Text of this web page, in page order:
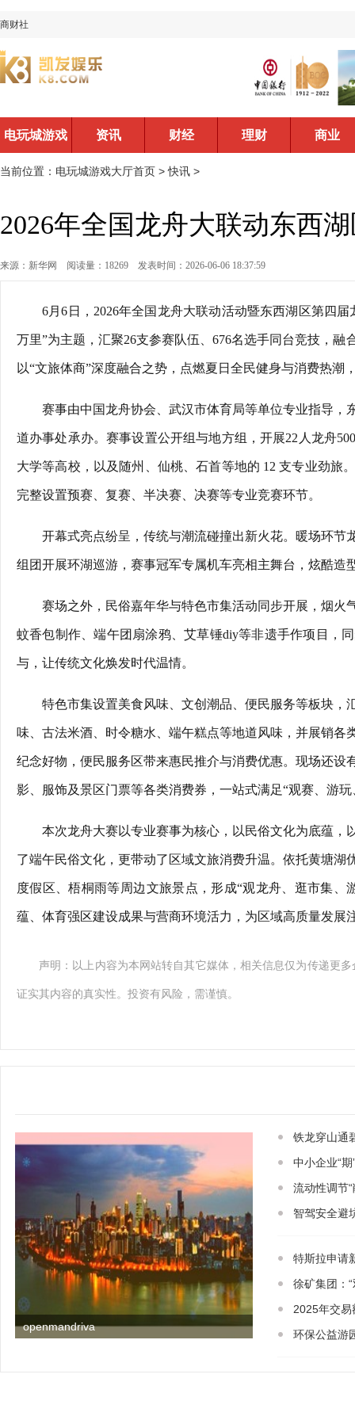
商财社
电玩城游戏
大厅首页
资讯 财经 理财 商业
当前位置： 电玩城游戏大厅首页 >快讯 >
2026年全国龙舟大联动东西
来源：新华网 阅读量：18269 发表时间：2026-06-06 18:37:59
6月6日，2026年全国龙舟大联动活动暨东西湖区第四
万里”为主题，汇聚26支参赛队伍、676名选手同台竞技，
以“文旅体商”深度融合之势，点燃夏日全民健身与消费热潮
赛事由中国龙舟协会、武汉市体育局等单位专业指导
道办事处承办。赛事设置公开组与地方组，开展22人龙舟
大学等高校，以及随州、仙桃、石首等地的 12 支专业劲旅
完整设置预赛、复赛、半决赛、决赛等专业竞赛环节。
开幕式亮点纷呈，传统与潮流碰撞出新火花。暖场环
组团开展环湖巡游，赛事冠军专属机车亮相主舞台，炫酷造
赛场之外，民俗嘉年华与特色市集活动同步开展，烟
蚊香包制作、端午团扇涂鸦、艾草锤diy等非遗手作项目，
与，让传统文化焕发时代温情。
特色市集设置美食风味、文创潮品、便民服务等板块
味、古法米酒、时令糖水、端午糕点等地道风味，并展销
纪念好物，便民服务区带来惠民推介与消费优惠。现场还
影、服饰及景区门票等各类消费券，一站式满足“观赛、游
本次龙舟大赛以专业赛事为核心，以民俗文化为底蕴
了端午民俗文化，更带动了区域文旅消费升温。依托黄塘
度假区、梧桐雨等周边文旅景点，形成“观龙舟、逛市集
蕴、体育强区建设成果与营商环境活力，为区域高质量发展
声明：以上内容为本网站转自其它媒体，相关信息仅为传递更
证实其内容的真实性。投资有风险，需谨慎。
openmandriva
铁龙穿山通
中小企业“
流动性调节
智驾安全避
特斯拉申请
徐矿集团：
2025年交
环保公益游